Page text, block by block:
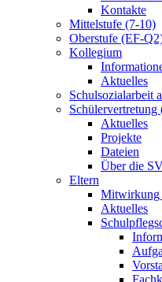
Kontakte
Mittelstufe (7-10)
Oberstufe (EF-
Kollegium
Aktuelles
Schulsozialarbeit
Schülervertretung
Aktuelles
Projekte
Dateien
Über die
Eltern
Mitwirkung
Aktuelles